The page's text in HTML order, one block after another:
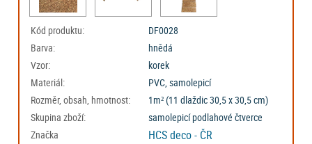
Kód produktu:
DF0028
Barva:
hnědá
Vzor:
korek
Materiál:
PVC, samolepicí
Rozměr, obsah, hmotnost:
1m² (11 dlaždic 30,5 x 30,5 cm)
Skupina zboží:
samolepicí podlahové čtverce
Značka
HCS deco - ČR